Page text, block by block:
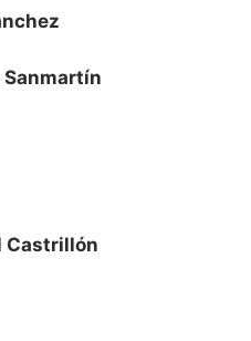
Sanmartín
Castrillón